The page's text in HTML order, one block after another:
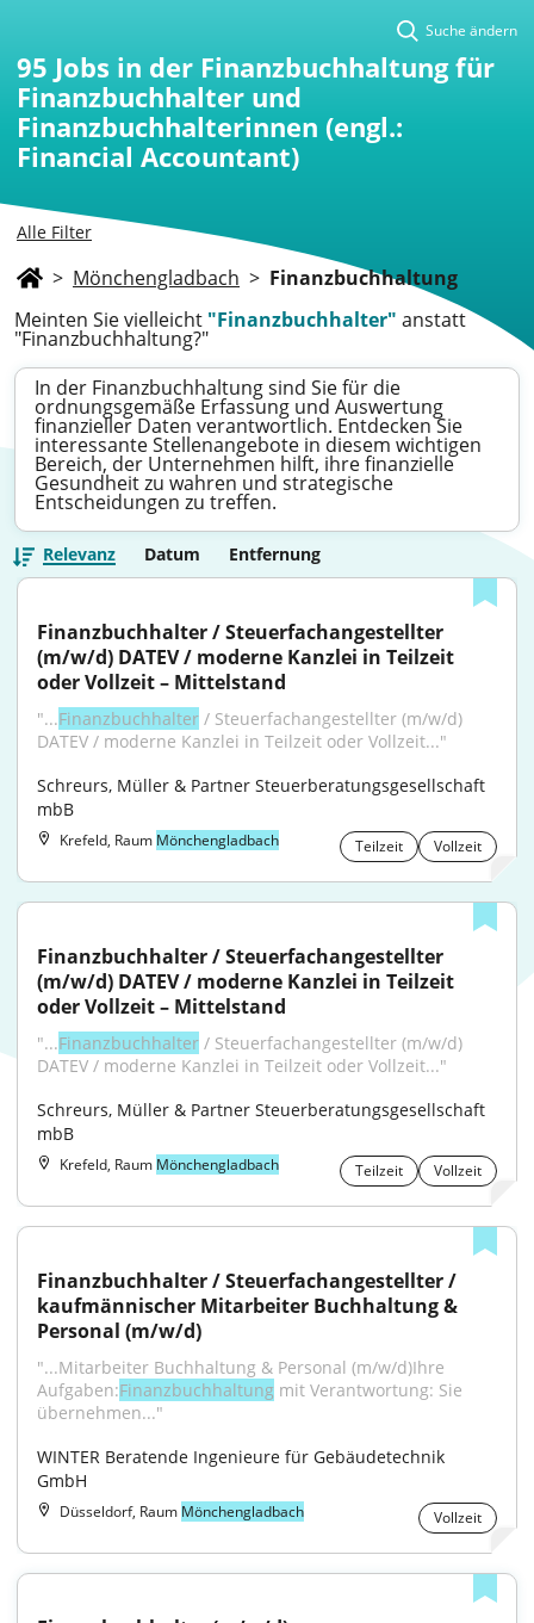
Alle Filter
Suche ändern
95 Jobs in der Finanzbuchhaltung für
Finanzbuchhalter und
Finanzbuchhalterinnen (engl.:
Financial Accountant)
> Mönchengladbach > Finanzbuchhaltung
Meinten Sie vielleicht "Finanzbuchhalter" anstatt
"Finanzbuchhaltung?"
In der Finanzbuchhaltung sind Sie für die
ordnungsgemäße Erfassung und Auswertung
finanzieller Daten verantwortlich. Entdecken Sie
interessante Stellenangebote in diesem wichtigen
Bereich, der Unternehmen hilft, ihre finanzielle
Gesundheit zu wahren und strategische
Entscheidungen zu treffen.
Relevanz Datum Entfernung
Finanzbuchhalter / Steuerfachangestellter
(m/w/d) DATEV / moderne Kanzlei in Teilzeit
oder Vollzeit – Mittelstand
"...Finanzbuchhalter / Steuerfachangestellter (m/w/d)
DATEV / moderne Kanzlei in Teilzeit oder Vollzeit..."
Schreurs, Müller & Partner Steuerberatungsgesellschaft
mbB
Krefeld, Raum Mönchengladbach Teilzeit Vollzeit
Finanzbuchhalter / Steuerfachangestellter
(m/w/d) DATEV / moderne Kanzlei in Teilzeit
oder Vollzeit – Mittelstand
"...Finanzbuchhalter / Steuerfachangestellter (m/w/d)
DATEV / moderne Kanzlei in Teilzeit oder Vollzeit..."
Schreurs, Müller & Partner Steuerberatungsgesellschaft
mbB
Krefeld, Raum Mönchengladbach Teilzeit Vollzeit
Finanzbuchhalter / Steuerfachangestellter /
kaufmännischer Mitarbeiter Buchhaltung &
Personal (m/w/d)
"...Mitarbeiter Buchhaltung & Personal (m/w/d)Ihre
Aufgaben:Finanzbuchhaltung mit Verantwortung: Sie
übernehmen..."
WINTER Beratende Ingenieure für Gebäudetechnik
GmbH
Düsseldorf, Raum Mönchengladbach Vollzeit